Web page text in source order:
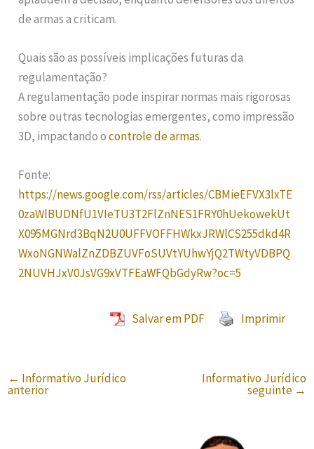
de armas a criticam.
Quais são as possíveis implicações futuras da
regulamentação?
A regulamentação pode inspirar normas mais rigorosas
sobre outras tecnologias emergentes, como impressão
3D, impactando ocontrole de armas.
Fonte:
https://news.google.com/rss/articles/CBMieEFVX3lxTE
0zaWlBUDNfU1VIeTU3T2FlZnNES1FRY0hUekowekUt
X095MGNrd3BqN2U0UFFVOFFHWkxJRWlCS255dkd4R
WxoNGNWalZnZDBZUVFoSUVtYUhwYjQ2TWtyVDBPQ
2NUVHJxV0JsVG9xVTFEaWFQbGdyRw?oc=5
Salvar em PDF Imprimir
← Informativo Jurídico
anterior
Informativo Jurídico
seguinte →